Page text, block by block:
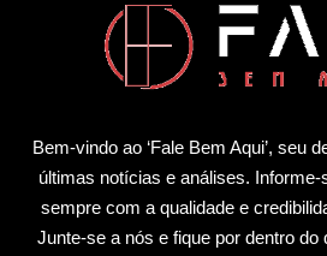
Bem-vindo ao ‘Fale Bem Aqui’, seu
últimas notícias e análises.
sempre com a qualidade e
Junte-se a nós e fique por dentro do